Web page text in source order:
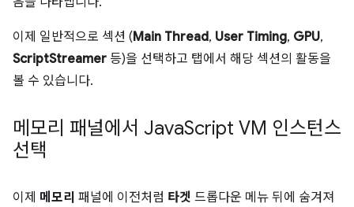
이제 일반적으로 섹션 (Main Thread, User Timing, GPU,
ScriptStreamer 등)을 선택하고 탭에서 해당 섹션의 활동을
볼 수 있습니다.
메모리 패널에서 JavaScript VM 인스턴스
선택
이제 메모리 패널에 이전처럼 타겟 드롭다운 메뉴 뒤에 숨겨져